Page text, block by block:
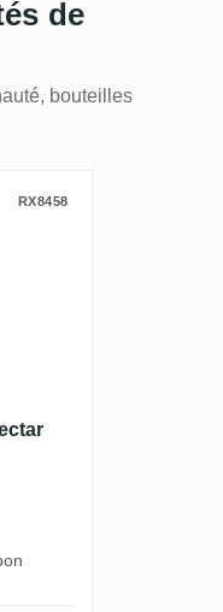
de
bouteilles
Nectar
RX8458